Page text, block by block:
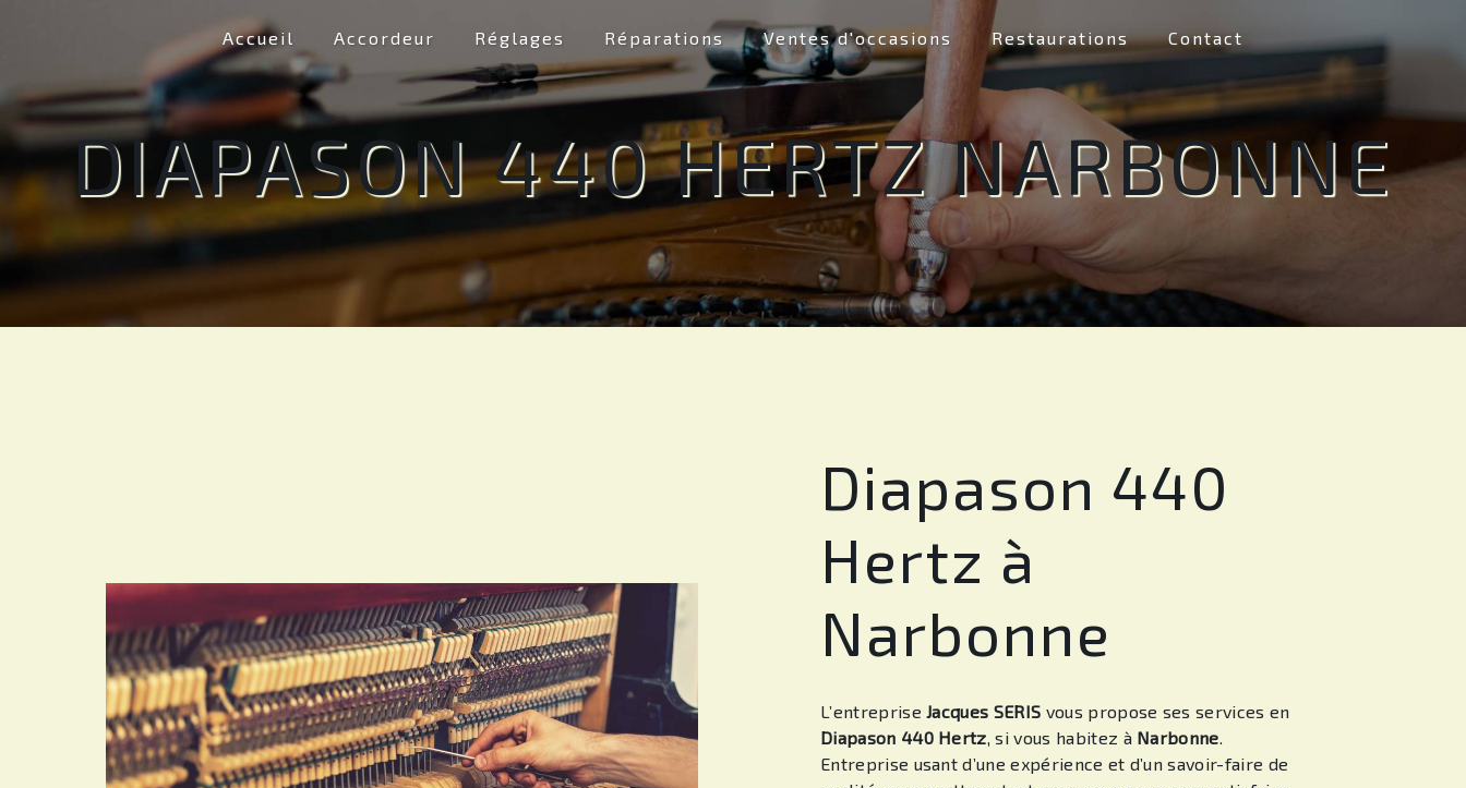
Accueil Accordeur Réglages Réparations Ventes d'occasions Restaurations Contact
DIAPASON 440 HERTZ NARBONNE
Diapason 440
Hertz à
Narbonne
L’entrepriseJacques SERIS vous propose ses services en
Diapason 440 Hertz, si vous habitez à Narbonne.
Entreprise usant d’une expérience et d’un savoir-faire de